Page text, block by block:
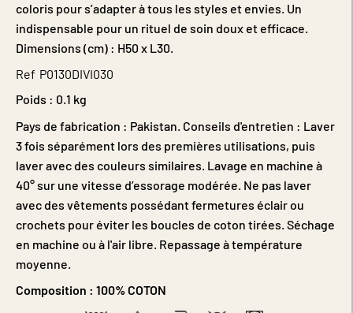
coloris pour s’adapter à tous les styles et envies. Un
indispensable pour un rituel de soin doux et efficace.
Dimensions (cm) : H50 x L30.
Ref P0130DIVI030
Poids : 0.1 kg
Pays de fabrication : Pakistan. Conseils d'entretien : Laver
3 fois séparément lors des premières utilisations, puis
laver avec des couleurs similaires. Lavage en machine à
40° sur une vitesse d’essorage modérée. Ne pas laver
avec des vêtements possédant fermetures éclair ou
crochets pour éviter les boucles de coton tirées. Séchage
en machine ou à l'air libre. Repassage à température
moyenne.
Composition : 100% COTON